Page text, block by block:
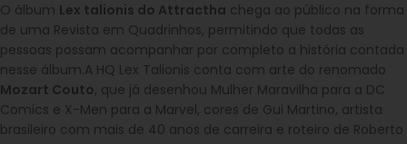
O álbum Lex talionis do Attractha chega ao público na forma
de uma Revista em Quadrinhos, permitindo que todas as
pessoas possam acompanhar por completo a história contada
nesse álbum.A HQ Lex Talionis conta com arte do renomado
Mozart Couto, que já desenhou Mulher Maravilha para a DC
Comics e X-Men para a Marvel, cores de Gui Martino, artista
brasileiro com mais de 40 anos de carreira e roteiro de Roberto